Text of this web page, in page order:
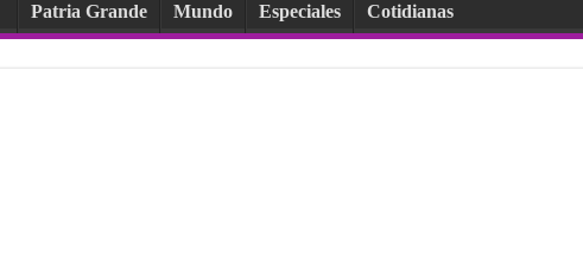
Patria Grande Mundo Especiales Cotidianas